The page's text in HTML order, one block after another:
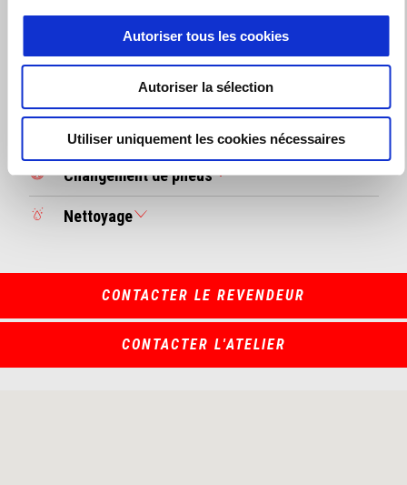
Autoriser tous les cookies
Autoriser la sélection
Utiliser uniquement les cookies nécessaires
Accessoires d'origine
Retrait et livraison (pick&collect)
Pièces d'origine
Changement de pneus
Nettoyage
CONTACTER LE REVENDEUR
CONTACTER L'ATELIER